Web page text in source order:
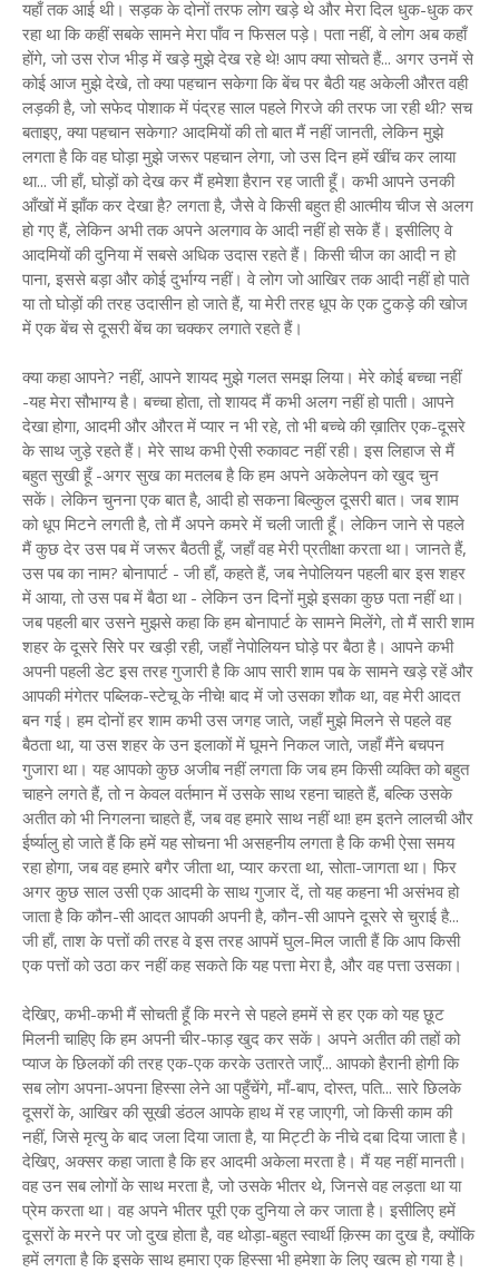
यहाँ तक आई थी। सड़क के दोनों तरफ लोग खड़े थे और मेरा दिल धुक-धुक कर
रहा था कि कहीं सबके सामने मेरा पाँव न फिसल पड़े। पता नहीं, वे लोग अब कहाँ
होंगे, जो उस रोज भीड़ में खड़े मुझे देख रहे थे! आप क्या सोचते हैं... अगर उनमें से
कोई आज मुझे देखे, तो क्या पहचान सकेगा कि बेंच पर बैठी यह अकेली औरत वही
लड़की है, जो सफेद पोशाक में पंद्रह साल पहले गिरजे की तरफ जा रही थी? सच
बताइए, क्या पहचान सकेगा? आदमियों की तो बात मैं नहीं जानती, लेकिन मुझे
लगता है कि वह घोड़ा मुझे जरूर पहचान लेगा, जो उस दिन हमें खींच कर लाया
था... जी हाँ, घोड़ों को देख कर मैं हमेशा हैरान रह जाती हूँ। कभी आपने उनकी
आँखों में झाँक कर देखा है? लगता है, जैसे वे किसी बहुत ही आत्मीय चीज से अलग
हो गए हैं, लेकिन अभी तक अपने अलगाव के आदी नहीं हो सके हैं। इसीलिए वे
आदमियों की दुनिया में सबसे अधिक उदास रहते हैं। किसी चीज का आदी न हो
पाना, इससे बड़ा और कोई दुर्भाग्य नहीं। वे लोग जो आखिर तक आदी नहीं हो पाते
या तो घोड़ों की तरह उदासीन हो जाते हैं, या मेरी तरह धूप के एक टुकड़े की खोज
में एक बेंच से दूसरी बेंच का चक्कर लगाते रहते हैं।
क्या कहा आपने? नहीं, आपने शायद मुझे गलत समझ लिया। मेरे कोई बच्चा नहीं
-यह मेरा सौभाग्य है। बच्चा होता, तो शायद मैं कभी अलग नहीं हो पाती। आपने
देखा होगा, आदमी और औरत में प्यार न भी रहे, तो भी बच्चे की ख़ातिर एक-दूसरे
के साथ जुड़े रहते हैं। मेरे साथ कभी ऐसी रुकावट नहीं रही। इस लिहाज से मैं
बहुत सुखी हूँ -अगर सुख का मतलब है कि हम अपने अकेलेपन को खुद चुन
सकें। लेकिन चुनना एक बात है, आदी हो सकना बिल्कुल दूसरी बात। जब शाम
को धूप मिटने लगती है, तो मैं अपने कमरे में चली जाती हूँ। लेकिन जाने से पहले
मैं कुछ देर उस पब में जरूर बैठती हूँ, जहाँ वह मेरी प्रतीक्षा करता था। जानते हैं,
उस पब का नाम? बोनापार्ट - जी हाँ, कहते हैं, जब नेपोलियन पहली बार इस शहर
में आया, तो उस पब में बैठा था - लेकिन उन दिनों मुझे इसका कुछ पता नहीं था।
जब पहली बार उसने मुझसे कहा कि हम बोनापार्ट के सामने मिलेंगे, तो मैं सारी शाम
शहर के दूसरे सिरे पर खड़ी रही, जहाँ नेपोलियन घोड़े पर बैठा है। आपने कभी
अपनी पहली डेट इस तरह गुजारी है कि आप सारी शाम पब के सामने खड़े रहें और
आपकी मंगेतर पब्लिक-स्टेचू के नीचे! बाद में जो उसका शौक था, वह मेरी आदत
बन गई। हम दोनों हर शाम कभी उस जगह जाते, जहाँ मुझे मिलने से पहले वह
बैठता था, या उस शहर के उन इलाकों में घूमने निकल जाते, जहाँ मैंने बचपन
गुजारा था। यह आपको कुछ अजीब नहीं लगता कि जब हम किसी व्यक्ति को बहुत
चाहने लगते हैं, तो न केवल वर्तमान में उसके साथ रहना चाहते हैं, बल्कि उसके
अतीत को भी निगलना चाहते हैं, जब वह हमारे साथ नहीं था! हम इतने लालची और
ईर्ष्यालु हो जाते हैं कि हमें यह सोचना भी असहनीय लगता है कि कभी ऐसा समय
रहा होगा, जब वह हमारे बगैर जीता था, प्यार करता था, सोता-जागता था। फिर
अगर कुछ साल उसी एक आदमी के साथ गुजार दें, तो यह कहना भी असंभव हो
जाता है कि कौन-सी आदत आपकी अपनी है, कौन-सी आपने दूसरे से चुराई है...
जी हाँ, ताश के पत्तों की तरह वे इस तरह आपमें घुल-मिल जाती हैं कि आप किसी
एक पत्तों को उठा कर नहीं कह सकते कि यह पत्ता मेरा है, और वह पत्ता उसका।
देखिए, कभी-कभी मैं सोचती हूँ कि मरने से पहले हममें से हर एक को यह छूट
मिलनी चाहिए कि हम अपनी चीर-फाड़ खुद कर सकें। अपने अतीत की तहों को
प्याज के छिलकों की तरह एक-एक करके उतारते जाएँ... आपको हैरानी होगी कि
सब लोग अपना-अपना हिस्सा लेने आ पहुँचेंगे, माँ-बाप, दोस्त, पति... सारे छिलके
दूसरों के, आखिर की सूखी डंठल आपके हाथ में रह जाएगी, जो किसी काम की
नहीं, जिसे मृत्यु के बाद जला दिया जाता है, या मिट्टी के नीचे दबा दिया जाता है।
देखिए, अक्सर कहा जाता है कि हर आदमी अकेला मरता है। मैं यह नहीं मानती।
वह उन सब लोगों के साथ मरता है, जो उसके भीतर थे, जिनसे वह लड़ता था या
प्रेम करता था। वह अपने भीतर पूरी एक दुनिया ले कर जाता है। इसीलिए हमें
दूसरों के मरने पर जो दुख होता है, वह थोड़ा-बहुत स्वार्थी क़िस्म का दुख है, क्योंकि
हमें लगता है कि इसके साथ हमारा एक हिस्सा भी हमेशा के लिए खत्म हो गया है।